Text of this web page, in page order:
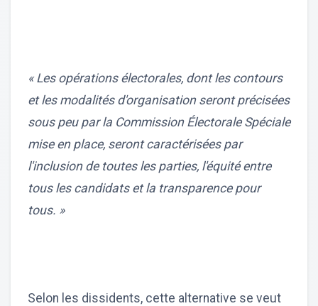
« Les opérations électorales, dont les contours
et les modalités d'organisation seront précisées
sous peu par la Commission Électorale Spéciale
mise en place, seront caractérisées par
l'inclusion de toutes les parties, l'équité entre
tous les candidats et la transparence pour
tous. »
Selon les dissidents, cette alternative se veut